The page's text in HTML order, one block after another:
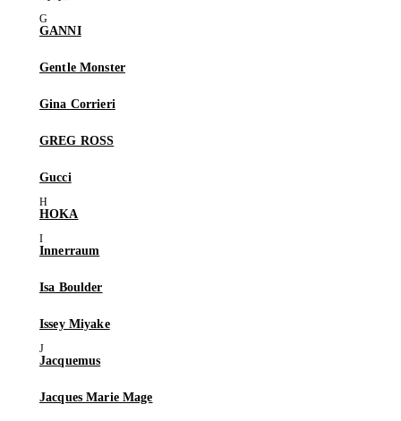
GANNI
Gentle Monster
Gina Corrieri
GREG ROSS
Gucci
HOKA
Innerraum
Isa Boulder
Issey Miyake
Jacquemus
Jacques Marie Mage